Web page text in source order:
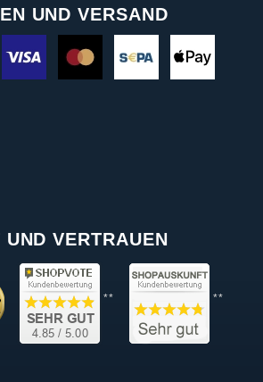
UND VERSAND
VERTRAUEN
** **